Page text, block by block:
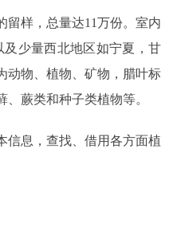
留样，总量达11万份。室内
少量西北地区如宁夏，甘
动物、植物、矿物，腊叶标
蕨类和种子类植物等。
信息，查找、借用各方面植